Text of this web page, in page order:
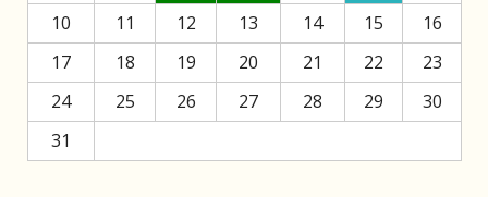
10
11 12 13 14 15
16
17
18 19 20 21 22
23
24
25 26 27 28 29
30
31